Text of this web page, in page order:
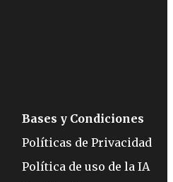
Bases y Condiciones
Políticas de Privacidad
Política de uso de la IA